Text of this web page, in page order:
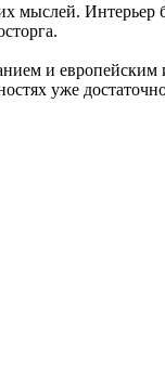
мыслей.
и европейским
уже